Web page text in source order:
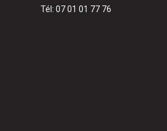
Tél: 07 01 01 77 76